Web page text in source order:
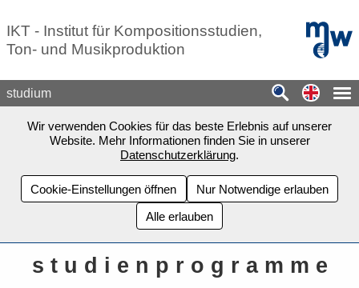
IKT - Institut für Kompositionsstudien,
Ton- und Musikproduktion
mdw -
studium
Wir verwenden Cookies für das beste Erlebnis auf unserer
Website. Mehr Informationen finden Sie in unserer
Datenschutzerklärung.
Cookie-Einstellungen öffnen
Nur Notwendige erlauben
Alle erlauben
s t u d i e n p r o g r a m m e